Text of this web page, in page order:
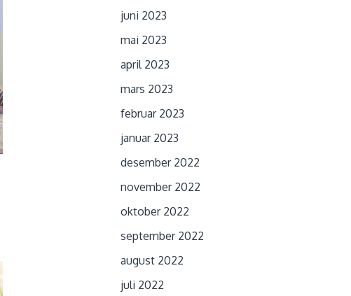
juni 2023
mai 2023
april 2023
mars 2023
februar 2023
januar 2023
desember 2022
november 2022
oktober 2022
september 2022
august 2022
juli 2022